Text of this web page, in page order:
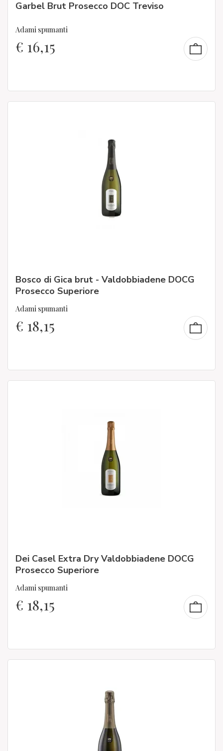
Garbel Brut Prosecco DOC Treviso
Adami spumanti
€ 16,15
Bosco di Gica brut - Valdobbiadene DOCG
Prosecco Superiore
Adami spumanti
€ 18,15
Dei Casel Extra Dry Valdobbiadene DOCG
Prosecco Superiore
Adami spumanti
€ 18,15